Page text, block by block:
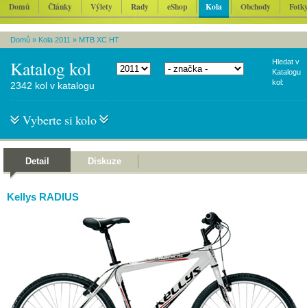
Domů Články Výlety Rady eShop Kola Obchody
Domů » Kola 2011 » MTB XC HT
Katalog kol
Hledat v
Katalogu
kol:
2342 kol v katalogu
Vyberte si kolo
Detail Diskuze
Kellys RADIUS